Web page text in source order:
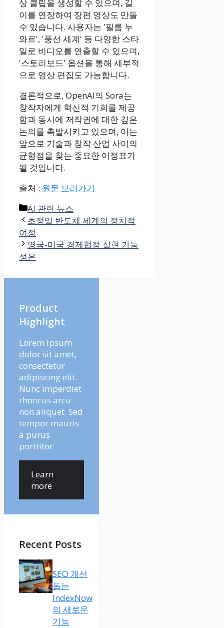
상 클립을 생성할 수 있으며, 길
이를 연장하여 장편 영상도 만들
수 있습니다. 사용자는 '필름 누
와르', '풍선 세계' 등 다양한 스타
일로 비디오를 연출할 수 있으며,
'스토리보드' 옵션을 통해 세부적
으로 영상 편집도 가능합니다.
결론적으로, OpenAI의 Sora는
창작자에게 혁신적 기회를 제공
함과 동시에 저작권에 대한 깊은
논의를 촉발시키고 있으며, 이는
앞으로 기술과 창작 산업 사이의
균형점을 찾는 중요한 이정표가
될 것입니다.
출처 : 원문 보러가기
Categories
AI 관련 뉴스
초정밀 반도체 세계의 정치적
여정
영국-미국 경제협정 실현 가능
성은
Product
Highlight
Lorem ipsum
dolor sit amet,
consectetur
adipiscing elit.
Nunc imperdiet
rhoncus arcu
non aliquet. Sed
tempor mauris
a purus
porttitor
Learn
more
Recent Posts
SEO 개선
돕는
IndexNow
의 새로운
기능